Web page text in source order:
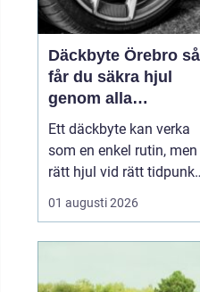
Däckbyte Örebro så
får du säkra hjul
genom alla
säsonger
Ett däckbyte kan verka
som en enkel rutin, men
rätt hjul vid rätt tidpunkt
är avgörande för både
säkerhet, komfort och
snabbt och somrarna
01 augusti 2026